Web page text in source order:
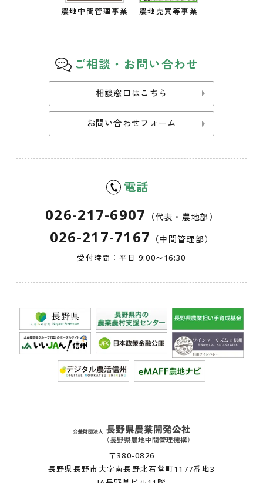
農地中間管理事業 農地売買等事業
ご相談・お問い合わせ
相談窓口はこちら
お問い合わせフォーム
電話
026-217-6907 （代表・農地部）
026-217-7167 （中間管理部）
受付時間：平日 9:00〜16:30
〒380-0826
長野県長野市大字南長野北石堂町1177番地3